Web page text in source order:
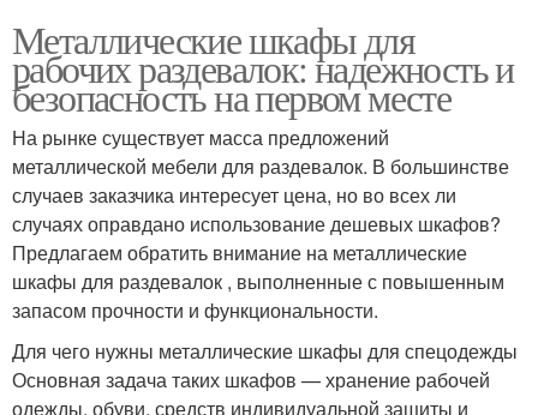
Металлические шкафы для
рабочих раздевалок: надежность и
безопасность на первом месте
На рынке существует масса предложений
металлической мебели для раздевалок. В большинстве
случаев заказчика интересует цена, но во всех ли
случаях оправдано использование дешевых шкафов?
Предлагаем обратить внимание на металлические
шкафы для раздевалок , выполненные с повышенным
запасом прочности и функциональности.
Для чего нужны металлические шкафы для спецодежды
Основная задача таких шкафов — хранение рабочей
одежды, обуви, средств индивидуальной защиты и